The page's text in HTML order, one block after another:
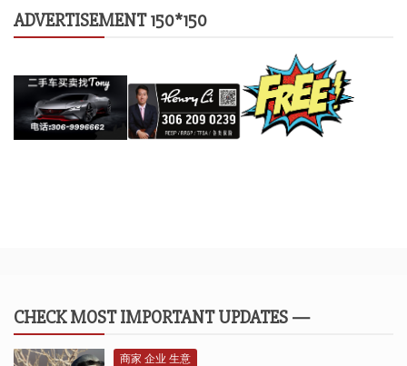
ADVERTISEMENT 150*150
CHECK MOST IMPORTANT UPDATES —
商家 企业 生意